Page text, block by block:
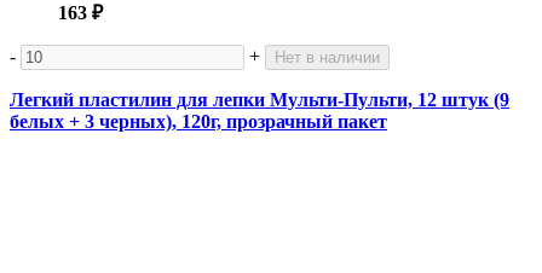
163 ₽
- + Нет в наличии
Легкий пластилин для лепки Мульти-Пульти, 12 штук (9
белых + 3 черных), 120г, прозрачный пакет